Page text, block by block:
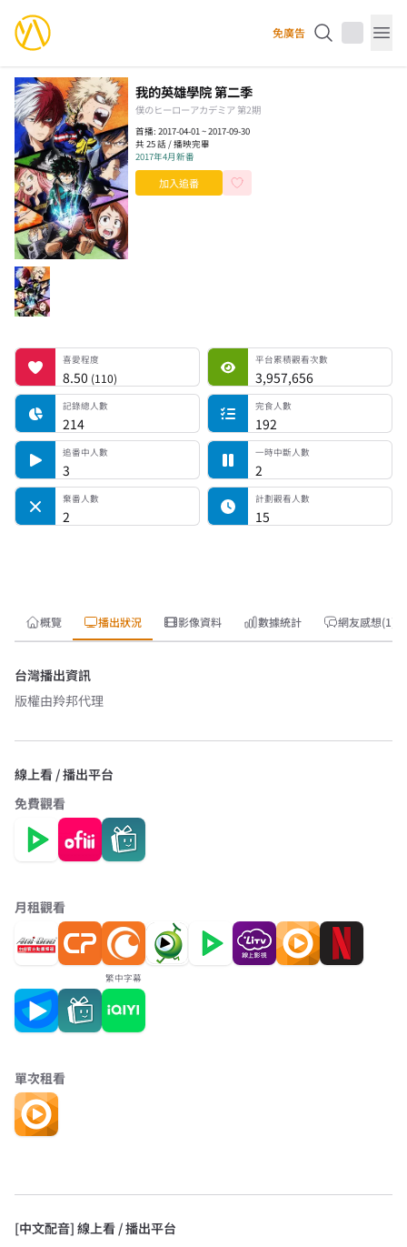
YourAnimes 你的動畫 免廣告
我的英雄學院 第二季
僕のヒーローアカデミア 第2期
首播: 2017-04-01 ~ 2017-09-30
共 25 話 / 播映完畢
2017年4月新番
加入追番
喜愛程度喜愛程度
8.50 (110)
平台累積觀看次數 平台累積觀看次數
3,957,656
記錄總人數
記錄總人數
214
完食人數
完食人數
192
追番中人數
追番中人數
3
一時中斷人數
一時中斷人數
2
棄番人數
棄番人數
2
計劃觀看人數
計劃觀看人數
15
概覽 播出狀況 影像資料 數據統計 網友感想(1)
台灣播出資訊
版權由羚邦代理
線上看 / 播出平台
免費觀看
月租觀看
繁中字幕
單次租看
[中文配音] 線上看 / 播出平台